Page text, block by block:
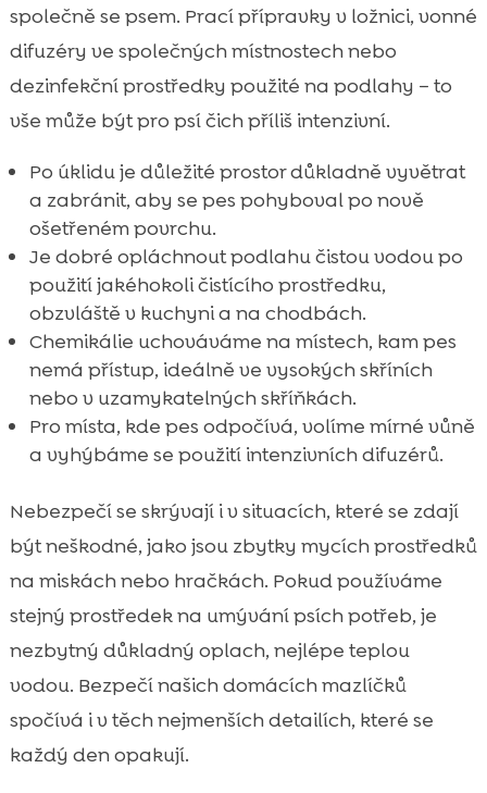
společně se psem. Prací přípravky v ložnici, vonné
difuzéry ve společných místnostech nebo
dezinfekční prostředky použité na podlahy – to
vše může být pro psí čich příliš intenzivní.
Po úklidu je důležité prostor důkladně vyvětrat
a zabránit, aby se pes pohyboval po nově
ošetřeném povrchu.
Je dobré opláchnout podlahu čistou vodou po
použití jakéhokoli čistícího prostředku,
obzvláště v kuchyni a na chodbách.
Chemikálie uchováváme na místech, kam pes
nemá přístup, ideálně ve vysokých skříních
nebo v uzamykatelných skříňkách.
Pro místa, kde pes odpočívá, volíme mírné vůně
a vyhýbáme se použití intenzivních difuzérů.
Nebezpečí se skrývají i v situacích, které se zdají
být neškodné, jako jsou zbytky mycích prostředků
na miskách nebo hračkách. Pokud používáme
stejný prostředek na umývání psích potřeb, je
nezbytný důkladný oplach, nejlépe teplou
vodou. Bezpečí našich domácích mazlíčků
spočívá i v těch nejmenších detailích, které se
každý den opakují.